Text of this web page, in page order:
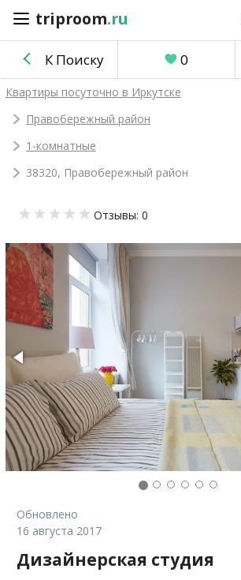
triproom.ru
triproom .ru
Российский
Войти / Зарегистрироваться
объявление
0
Сравнение
К Поиску 0
Квартиры посуточно в Иркутске
Правобережный район
1-комнатные
38320, Правобережный район
Отзывы: 0
Обновлено
16 августа 2017
Дизайнерская студия